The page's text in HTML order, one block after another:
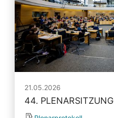
21.05.2026
44. PLENARSITZUNG